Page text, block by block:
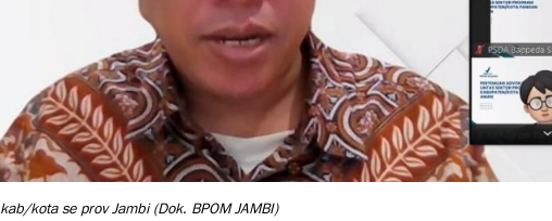
kota se prov Jambi(Dok. BPOM JAMBI)